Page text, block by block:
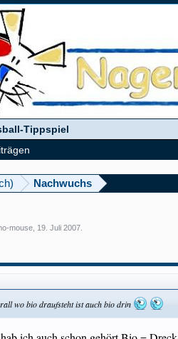
Nachwuchs
mouse 19. Juli 2007
wo bio draufsteht ist auch bio drin
Tippspiel